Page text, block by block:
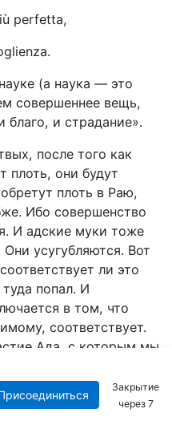
perfetta,
(а наука — это
совершеннее вещь,
благо, и страдание».
после того как
плоть, они будут
плоть в Раю,
Ибо совершенство
И адские муки тоже
усугубляются. Вот
ли это
попал. И
в том, что
соответствует.
Ада, с которым мы
по мере того как
в эту воронку,
пятом кругу они
Город этот имеет
Закрытие
через 5